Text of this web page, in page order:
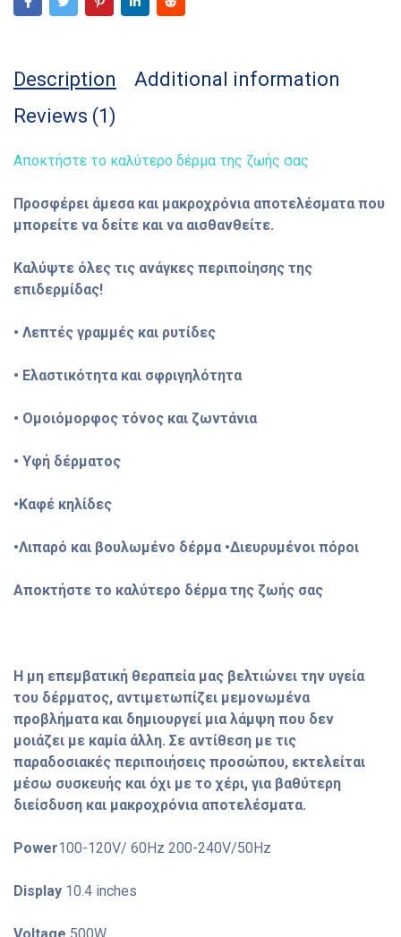
Description
Additional information
Reviews (1)
Αποκτήστε το καλύτερο δέρμα της ζωής σας
Προσφέρει άμεσα και μακροχρόνια αποτελέσματα που
μπορείτε να δείτε και να αισθανθείτε.
Καλύψτε όλες τις ανάγκες περιποίησης της
επιδερμίδας!
• Λεπτές γραμμές και ρυτίδες
• Ελαστικότητα και σφριγηλότητα
• Ομοιόμορφος τόνος και ζωντάνια
• Υφή δέρματος
•Καφέ κηλίδες
•Λιπαρό και βουλωμένο δέρμα •Διευρυμένοι πόροι
Αποκτήστε το καλύτερο δέρμα της ζωής σας
Η μη επεμβατική θεραπεία μας βελτιώνει την υγεία
του δέρματος, αντιμετωπίζει μεμονωμένα
προβλήματα και δημιουργεί μια λάμψη που δεν
μοιάζει με καμία άλλη. Σε αντίθεση με τις
παραδοσιακές περιποιήσεις προσώπου, εκτελείται
μέσω συσκευής και όχι με το χέρι, για βαθύτερη
διείσδυση και μακροχρόνια αποτελέσματα.
Power100-120V/ 60Hz 200-240V/50Hz
Display 10.4 inches